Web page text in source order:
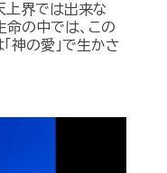
上界では出来な
の中では、この
神の愛」で生かさ